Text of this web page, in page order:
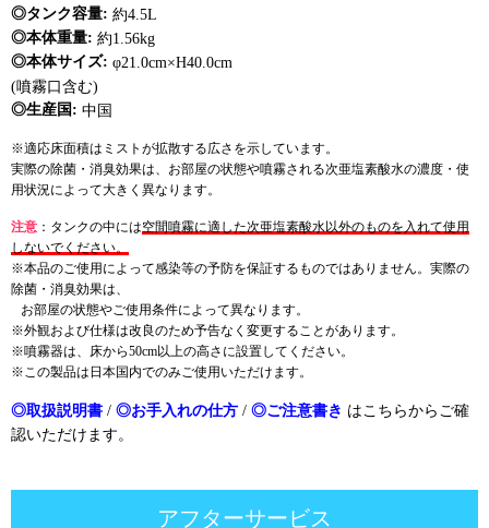
◎タンク容量: 約4.5L
◎本体重量: 約1.56kg
◎本体サイズ: φ21.0cm×H40.0cm
(噴霧口含む)
◎生産国: 中国
※適応床面積はミストが拡散する広さを示しています。
実際の除菌・消臭効果は、お部屋の状態や噴霧される次亜塩素酸水の濃度・使
用状況によって大きく異なります。
注意 ：タンクの中には空間噴霧に適した次亜塩素酸水以外のものを入れて使用
しないでください。
※本品のご使用によって感染等の予防を保証するものではありません。実際の
除菌・消臭効果は、
お部屋の状態やご使用条件によって異なります。
※外観および仕様は改良のため予告なく変更することがあります。
※噴霧器は、床から50cm以上の高さに設置してください。
※この製品は日本国内でのみご使用いただけます。
◎取扱説明書 / ◎お手入れの仕方 / ◎ご注意書き はこちらからご確
認いただけます。
アフターサービス